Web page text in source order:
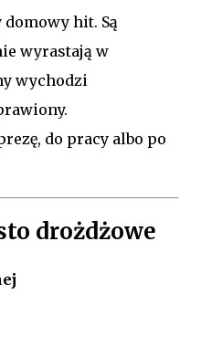
hit. Są
wyrastają w
wychodzi
do pracy albo po
drożdżowe